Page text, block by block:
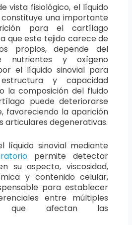
vista fisiológico, el líquido
una importante
para el cartílago
que este tejido carece de
propios, depende del
nutrientes y oxígeno
el líquido sinovial para
y capacidad
la composición del fluido
puede deteriorarse
favoreciendo la aparición
articulares degenerativas.
líquido sinovial mediante
permite detectar
su aspecto, viscosidad,
y contenido celular,
para establecer
entre múltiples
que afectan las